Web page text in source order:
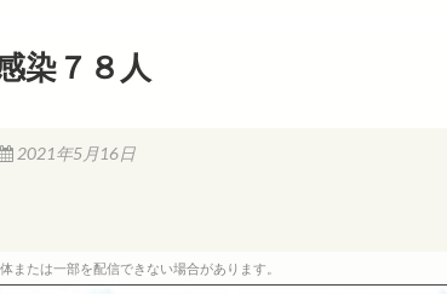
染７８人
2021年5月16日
たは一部を配信できない場合があります。